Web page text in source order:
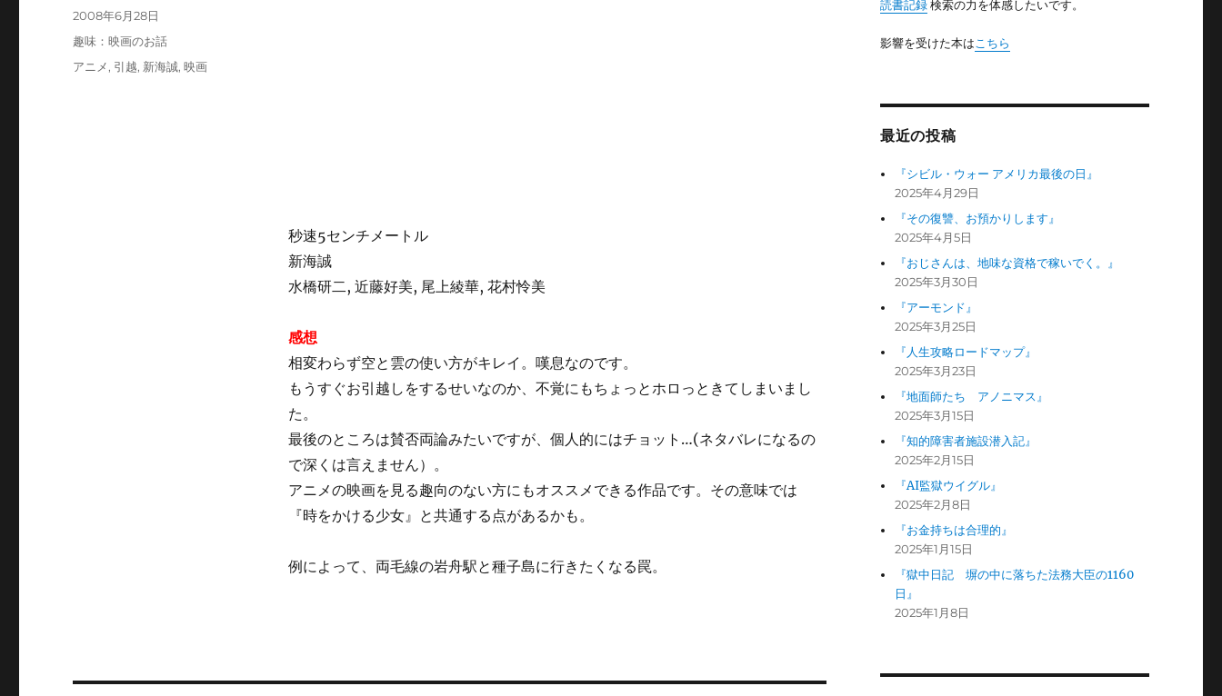
秒速5センチメートル
新海誠
水橋研二, 近藤好美, 尾上綾華, 花村怜美
感想
相変わらず空と雲の使い方がキレイ。嘆息なのです。
もうすぐお引越しをするせいなのか、不覚にもちょっとホロっときてしまいまし
た。
最後のところは賛否両論みたいですが、個人的にはチョット…(ネタバレになるの
で深くは言えません）。
アニメの映画を見る趣向のない方にもオススメできる作品です。その意味では
『時をかける少女』と共通する点があるかも。
例によって、両毛線の岩舟駅と種子島に行きたくなる罠。
投
稿
2008年6月28日
カ
趣味：映画のお話
タ
アニメ, 引越, 新海誠,映画
読書記録検索の力を体感したいです。
影響を受けた本はこちら
最近の投稿
『シビル・ウォー アメリカ最後の日』
2025年4月29日
『その復讐、お預かりします』
2025年4月5日
『おじさんは、地味な資格で稼いでく。』
2025年3月30日
『アーモンド』
2025年3月25日
『人生攻略ロードマップ』
2025年3月23日
『地面師たち アノニマス』
2025年3月15日
『知的障害者施設潜入記』
2025年2月15日
『AI監獄ウイグル』
2025年2月8日
『お金持ちは合理的』
2025年1月15日
『獄中日記 塀の中に落ちた法務大臣の1160
日』
2025年1月8日